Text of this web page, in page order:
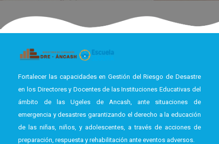
Fortalecer las capacidades en Gestión del Riesgo de Desastre
en los Directores y Docentes de las Instituciones Educativas del
ámbito de las Ugeles de Ancash, ante situaciones de
emergencia y desastres garantizando el derecho a la educación
de las niñas, niños, y adolescentes, a través de acciones de
preparación, respuesta y rehabilitación ante eventos adversos.